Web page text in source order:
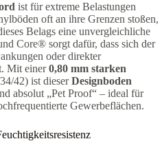
ist für extreme Belastungen
oft an ihre Grenzen stoßen,
Belags eine unvergleichliche
Core® sorgt dafür, dass sich der
oder direkter
Mit einer0,80 mm starken
42) ist dieserDesignboden
absolut „Pet Proof“ – ideal für
Gewerbeflächen.